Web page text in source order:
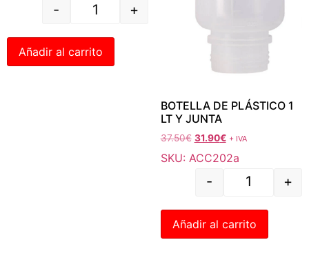
- +
Añadir al carrito
BOTELLA DE PLÁSTICO 1
LT Y JUNTA
37.50€ 31.90€ + IVA
SKU: ACC202a
- +
Añadir al carrito